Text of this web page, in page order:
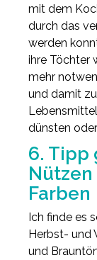
mit dem
durch das
werden
ihre Töchter
mehr
und damit
dünsten
6. Tipp
Nützen
Farben
Ich finde es
Herbst- und
und